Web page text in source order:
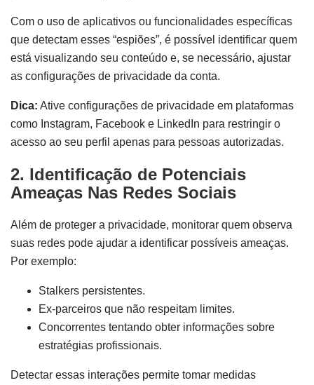
Com o uso de aplicativos ou funcionalidades específicas
que detectam esses “espiões”, é possível identificar quem
está visualizando seu conteúdo e, se necessário, ajustar
as configurações de privacidade da conta.
Dica: Ative configurações de privacidade em plataformas
como Instagram, Facebook e LinkedIn para restringir o
acesso ao seu perfil apenas para pessoas autorizadas.
2. Identificação de Potenciais
Ameaças Nas Redes Sociais
Além de proteger a privacidade, monitorar quem observa
suas redes pode ajudar a identificar possíveis ameaças.
Por exemplo:
Stalkers persistentes.
Ex-parceiros que não respeitam limites.
Concorrentes tentando obter informações sobre
estratégias profissionais.
Detectar essas interações permite tomar medidas